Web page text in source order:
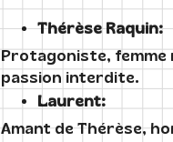
Thérèse Raquin:
Protagoniste, femme
passion interdite.
Laurent:
Amant de Thérèse,